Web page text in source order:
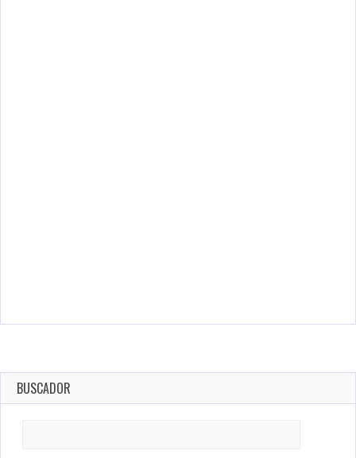
BUSCADOR